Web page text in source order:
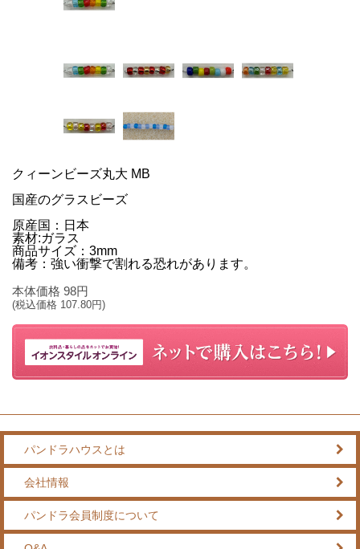
クィーンビーズ丸大 MB
国産のグラスビーズ
原産国：日本
素材:ガラス
商品サイズ：3mm
備考：強い衝撃で割れる恐れがあります。
本体価格 98円
(税込価格 107.80円)
パンドラハウスとは
会社情報
パンドラ会員制度について